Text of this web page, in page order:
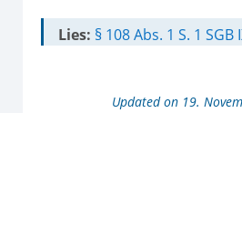
Lies: § 108 Abs. 1 S. 1 SGB
Updated on 19.